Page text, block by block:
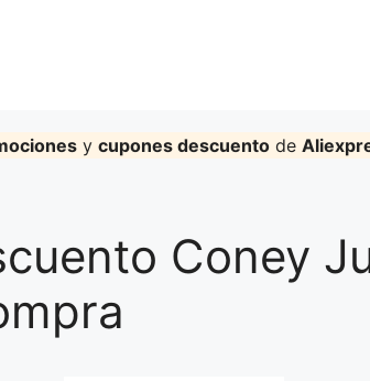
y cupones descuento de
Coney